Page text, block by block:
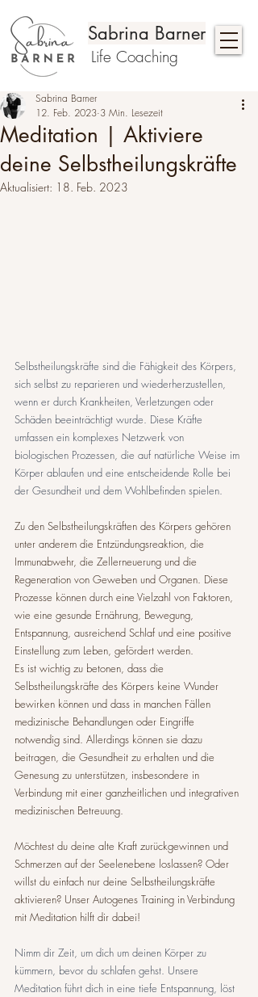
Sabrina Barner
Life Coaching
Meditation | Aktiviere
deine Selbstheilungskräfte
Sabrina Barner
12. Feb. 2023 3 Min. Lesezeit
Aktualisiert: 18. Feb. 2023
Selbstheilungskräfte sind die Fähigkeit des Körpers,
sich selbst zu reparieren und wiederherzustellen,
wenn er durch Krankheiten, Verletzungen oder
Schäden beeinträchtigt wurde. Diese Kräfte
umfassen ein komplexes Netzwerk von
biologischen Prozessen, die auf natürliche Weise im
Körper ablaufen und eine entscheidende Rolle bei
der Gesundheit und dem Wohlbefinden spielen.
Zu den Selbstheilungskräften des Körpers gehören
unter anderem die Entzündungsreaktion, die
Immunabwehr, die Zellerneuerung und die
Regeneration von Geweben und Organen. Diese
Prozesse können durch eine Vielzahl von Faktoren,
wie eine gesunde Ernährung, Bewegung,
Entspannung, ausreichend Schlaf und eine positive
Einstellung zum Leben, gefördert werden.
Es ist wichtig zu betonen, dass die
Selbstheilungskräfte des Körpers keine Wunder
bewirken können und dass in manchen Fällen
medizinische Behandlungen oder Eingriffe
notwendig sind. Allerdings können sie dazu
beitragen, die Gesundheit zu erhalten und die
Genesung zu unterstützen, insbesondere in
Verbindung mit einer ganzheitlichen und integrativen
medizinischen Betreuung.
Möchtest du deine alte Kraft zurückgewinnen und
Schmerzen auf der Seelenebene loslassen? Oder
willst du einfach nur deine Selbstheilungskräfte
aktivieren? Unser Autogenes Training in Verbindung
mit Meditation hilft dir dabei!
Nimm dir Zeit, um dich um deinen Körper zu
kümmern, bevor du schlafen gehst. Unsere
Meditation führt dich in eine tiefe Entspannung, löst